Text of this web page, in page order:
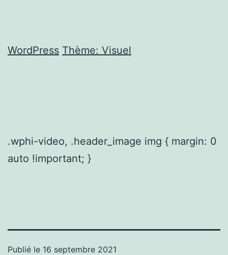
WordPress Thème: Visuel
.wphi-video, .header_image img { margin: 0
auto !important; }
Publié le 16 septembre 2021